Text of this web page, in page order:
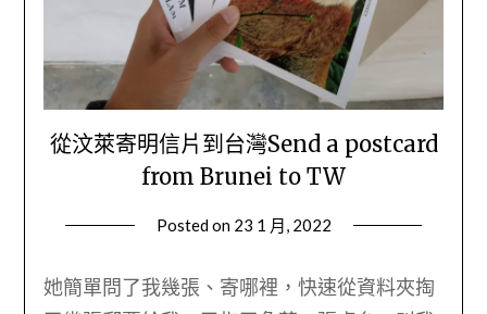
從汶萊寄明信片到台灣Send a postcard
from Brunei to TW
Posted on 23 1 月, 2022
她簡單問了我幾張、寄哪裡，快速從資料夾掏